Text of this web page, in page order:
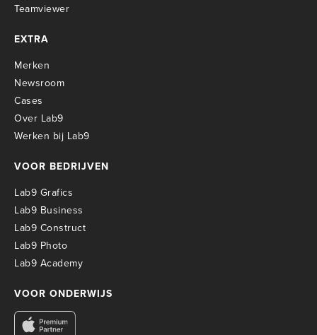
Teamviewer
EXTRA
Merken
Newsroom
Cases
Over Lab9
Werken bij Lab9
VOOR BEDRIJVEN
Lab9 Grafics
Lab9 Business
Lab9 Construct
Lab9 Photo
Lab9 Academy
VOOR ONDERWIJS